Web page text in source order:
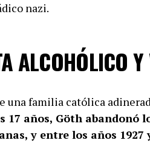
nazi.
ALCOHÓLICO
una familia católica
17 años, Göth abandonó
y entre los años 1927